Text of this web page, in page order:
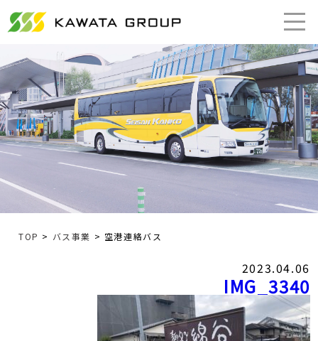
TOP > バス事業 > 空港連絡バス
2023.04.06
IMG_3340